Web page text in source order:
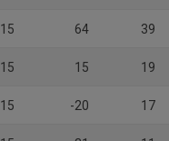
15 64 39
15 15 19
15 -20 17